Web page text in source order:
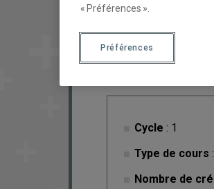
Description
Cycle : 1
Type de cours
Nombre de
« Préférences ».
Préférences